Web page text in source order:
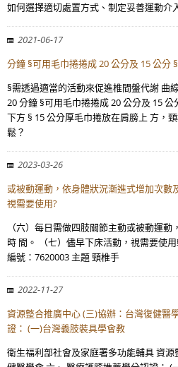
如何選擇適切處置方式、制定妥善運動介
2021-06-17
分鐘 §可用毛巾捲捲成 20 公分及 15 公分
§需透過適當的活動來促進椎間盤代謝 曲
20 分鐘 §可用毛巾捲捲成 20 公分及 15
下方 § 15 公分厚毛巾捲放在肩膀上 方，
鬆？
2023-03-26
或被動運動，依身體狀況漸進式增加次數
視需要使用?
（六）每日需做四肢關節主動或被動運
時 間。 （七）儘早下床活動，視需要使
編號：7620003 主題 頸椎手
2022-11-27
資源整合推廣中心 (三)協辦：台灣復健醫
證： (一)台灣義肢裝具學會教
衛生福利部社會及家庭署多功能輔具 資